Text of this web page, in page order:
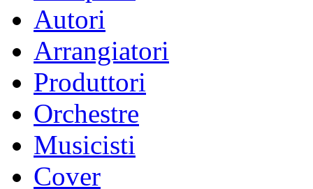
Autori
Arrangiatori
Produttori
Orchestre
Musicisti
Cover